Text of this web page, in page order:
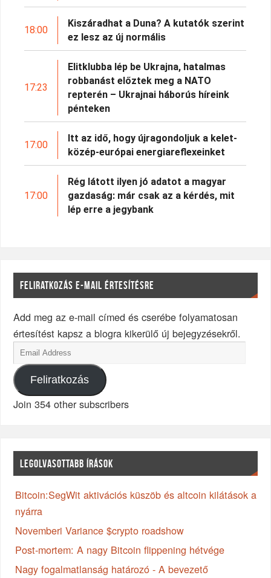
18:00
Kiszáradhat a Duna? A kutatók szerint
ez lesz az új normális
17:23
Elitklubba lép be Ukrajna, hatalmas
robbanást előztek meg a NATO
repterén – Ukrajnai háborús híreink
pénteken
17:00
Itt az idő, hogy újragondoljuk a kelet-
közép-európai energiareflexeinket
17:00
Rég látott ilyen jó adatot a magyar
gazdaság: már csak az a kérdés, mit
lép erre a jegybank
FELIRATKOZÁS E-MAIL ÉRTESÍTÉSRE
Add meg az e-mail címed és cserébe folyamatosan
értesítést kapsz a blogra kikerülő új bejegyzésekről.
Feliratkozás
Join 354 other subscribers
LEGOLVASOTTABB ÍRÁSOK
Bitcoin:SegWit aktivációs küszöb és altcoin kilátások a
nyárra
Novemberi Variance $crypto roadshow
Post-mortem: A nagy Bitcoin flippening hétvége
Nagy fogalmatlanság határozó - A bevezető